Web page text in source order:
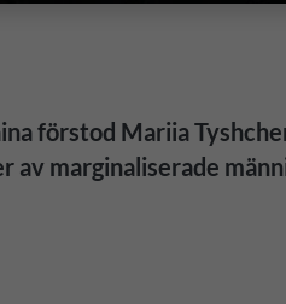
förstod Mariia
av marginaliserade